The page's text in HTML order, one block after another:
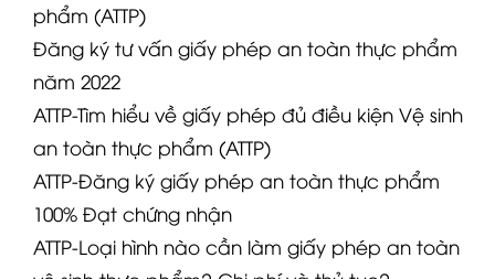
phẩm (ATTP)
Đăng ký tư vấn giấy phép an toàn thực phẩm
năm 2022
ATTP-Tìm hiểu về giấy phép đủ điều kiện Vệ sinh
an toàn thực phẩm (ATTP)
ATTP-Đăng ký giấy phép an toàn thực phẩm
100% Đạt chứng nhận
ATTP-Loại hình nào cần làm giấy phép an toàn